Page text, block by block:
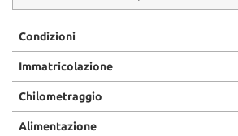
Condizioni
Immatricolazione
Chilometraggio
Alimentazione
strumenti
tracciamento
si
rimanda
alla
cookie